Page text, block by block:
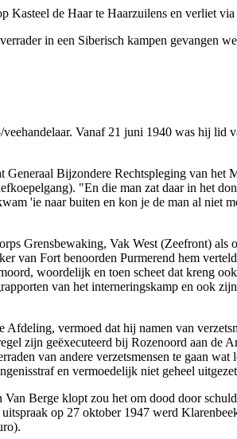
Kasteel de Haar te Haarzuilens en verliet
in een Siberisch kampen gevangen
Vanaf 21 juni 1940 was hij lid
Generaal Bijzondere Rechtspleging van het
"En die man zat daar in het
'ie naar buiten en kon je de man al niet
Grensbewaking, Vak West (Zeefront) als
van Fort benoorden Purmerend hem
woordelijk en toen scheet dat kreng
van het interneringskamp en ook
vermoed dat hij namen van
zijn geëxecuteerd bij Rozenoord aan de
van andere verzetsmensen te gaan wat
en vermoedelijk niet geheel
Berge klopt zou het om dood door
op 27 oktober 1947 werd